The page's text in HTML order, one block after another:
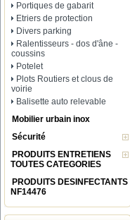
Portiques de gabarit
Etriers de protection
Divers parking
Ralentisseurs - dos d'âne -
coussins
Potelet
Plots Routiers et clous de
voirie
Balisette auto relevable
Mobilier urbain inox
Sécurité
PRODUITS ENTRETIENS
TOUTES CATEGORIES
PRODUITS DESINFECTANTS
NF14476